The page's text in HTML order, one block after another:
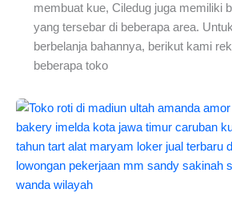
membuat kue, Ciledug juga memiliki
yang tersebar di beberapa area.
berbelanja bahannya, berikut kami
beberapa toko